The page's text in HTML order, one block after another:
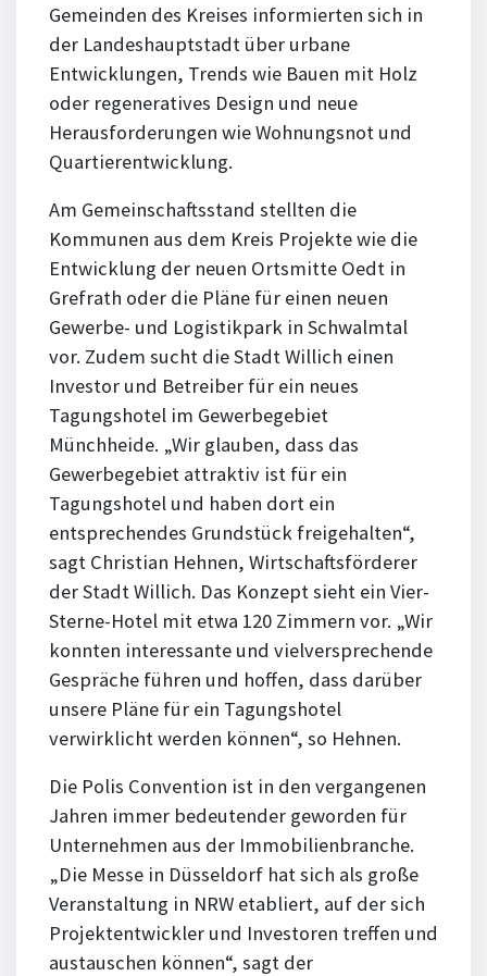
Gemeinden des Kreises informierten sich in
der Landeshauptstadt über urbane
Entwicklungen, Trends wie Bauen mit Holz
oder regeneratives Design und neue
Herausforderungen wie Wohnungsnot und
Quartierentwicklung.
Am Gemeinschaftsstand stellten die
Kommunen aus dem Kreis Projekte wie die
Entwicklung der neuen Ortsmitte Oedt in
Grefrath oder die Pläne für einen neuen
Gewerbe- und Logistikpark in Schwalmtal
vor. Zudem sucht die Stadt Willich einen
Investor und Betreiber für ein neues
Tagungshotel im Gewerbegebiet
Münchheide. „Wir glauben, dass das
Gewerbegebiet attraktiv ist für ein
Tagungshotel und haben dort ein
entsprechendes Grundstück freigehalten“,
sagt Christian Hehnen, Wirtschaftsförderer
der Stadt Willich. Das Konzept sieht ein Vier-
Sterne-Hotel mit etwa 120 Zimmern vor. „Wir
konnten interessante und vielversprechende
Gespräche führen und hoffen, dass darüber
unsere Pläne für ein Tagungshotel
verwirklicht werden können“, so Hehnen.
Die Polis Convention ist in den vergangenen
Jahren immer bedeutender geworden für
Unternehmen aus der Immobilienbranche.
„Die Messe in Düsseldorf hat sich als große
Veranstaltung in NRW etabliert, auf der sich
Projektentwickler und Investoren treffen und
austauschen können“, sagt der